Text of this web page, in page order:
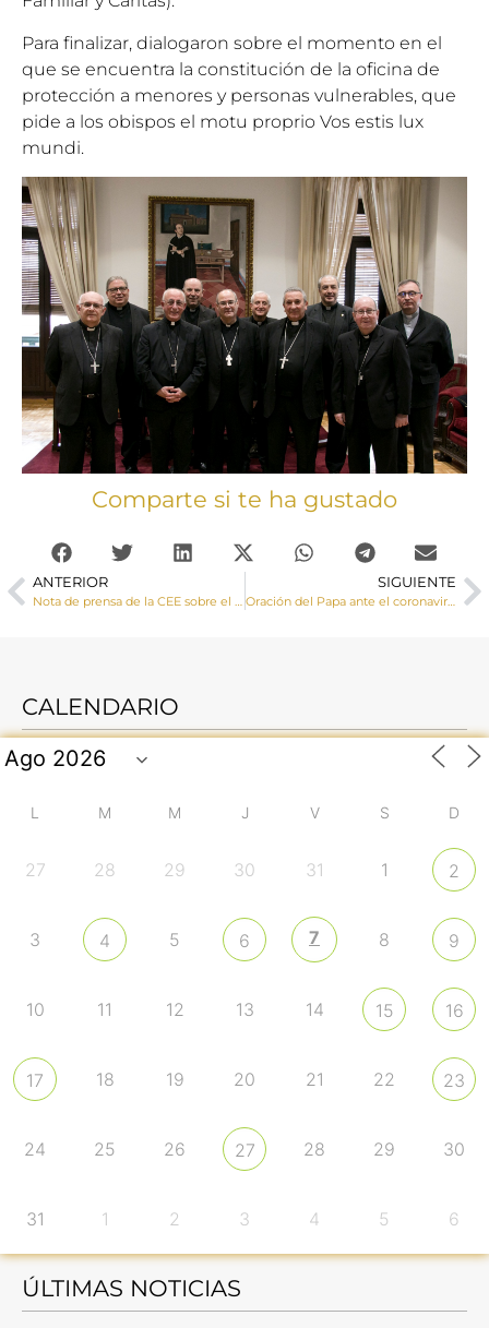
Para finalizar, dialogaron sobre el momento en el
que se encuentra la constitución de la oficina de
protección a menores y personas vulnerables, que
pide a los obispos el motu proprio Vos estis lux
mundi.
Comparte si te ha gustado
ANTERIOR
Nota de prensa de la CEE sobre el coronavirus
SIGUIENTE
Oración del Papa ante el coronavirus
CALENDARIO
L M M J V S D
27 28 29 30 31 1 2
3 4 5 6 7 8 9
10 11 12 13 14 15 16
17 18 19 20 21 22 23
24 25 26 27 28 29 30
31 1 2 3 4 5 6
ÚLTIMAS NOTICIAS